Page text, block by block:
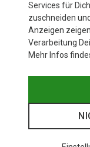
Services für
zuschneiden
Anzeigen
Verarbeitung
Mehr Infos